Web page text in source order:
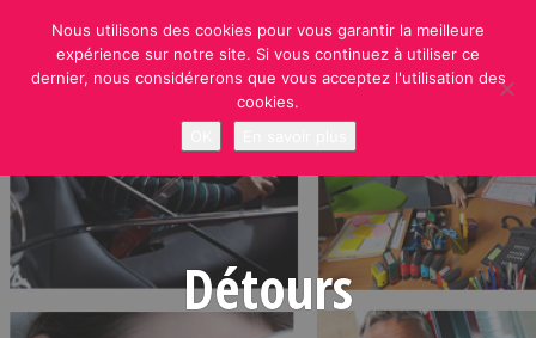
content
Détours
Nous utilisons des cookies pour vous garantir la meilleure
expérience sur notre site. Si vous continuez à utiliser ce
dernier, nous considérerons que vous acceptez l'utilisation des
cookies.